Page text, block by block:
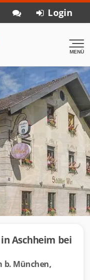
Login
MENÜ
Aschheim bei
b. München,